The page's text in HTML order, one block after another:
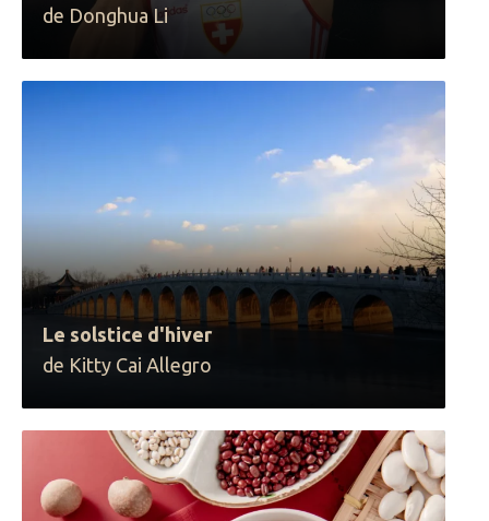
de Donghua Li
Le solstice d'hiver
de Kitty Cai Allegro